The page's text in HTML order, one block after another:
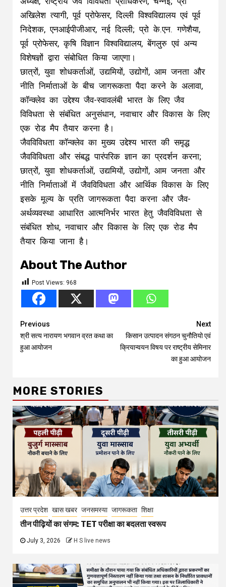
अखिलेश त्यागी, पूर्व प्रोफेसर, दिल्ली विश्वविद्यालय एवं पूर्व
निदेशक, एनआईपीजीआर, नई दिल्ली; प्रो के.एन. गणेशैया,
पूर्व प्रोफेसर, कृषि विज्ञान विश्वविद्यालय, बेंगलुरु एवं अन्य
विशेषज्ञों द्वारा संबोधित किया जाएगा।
छात्रों, युवा शोधकर्ताओं, उद्यमियों, उद्योगों, आम जनता और
नीति निर्माताओं के बीच जागरूकता पैदा करने के अलावा,
कॉन्क्लेव का उद्देश्य जैव-स्वावलंबी भारत के लिए जैव
विविधता से संबंधित अनुसंधान, नवाचार और विकास के लिए
एक रोड मैप तैयार करना है।
जैवविविधता कॉन्क्लेव का मुख्य उद्देश्य भारत की समृद्ध
जैवविविधता और संबद्ध पारंपरिक ज्ञान का प्रदर्शन करना;
छात्रों, युवा शोधकर्ताओं, उद्यमियों, उद्योगों, आम जनता और
नीति निर्माताओं में जैवविविधता और आर्थिक विकास के लिए
इसके मूल्य के प्रति जागरूकता पैदा करना और जैव-
अर्थव्यवस्था आधारित आत्मनिर्भर भारत हेतु जैवविविधता से
संबंधित शोध, नवाचार और विकास के लिए एक रोड मैप
तैयार किया जाना है।
About The Author
Post Views: 968
Continue
Reading
Previous
श्री सत्य नारायण भगवान व्रत कथा का
हुआ आयोजन
Next
किसान उत्पादन संगठन चुनौतियो एवं
क्रियान्वयन विषय पर राष्ट्रीय सेमिनार
का हुआ आयोजन
MORE STORIES
उत्तर प्रदेश खास खबर जनसमस्या जागरूकता शिक्षा
तीन पीढ़ियों का संगम: TET परीक्षा का बदलता स्वरूप
July 3, 2026 H S live news